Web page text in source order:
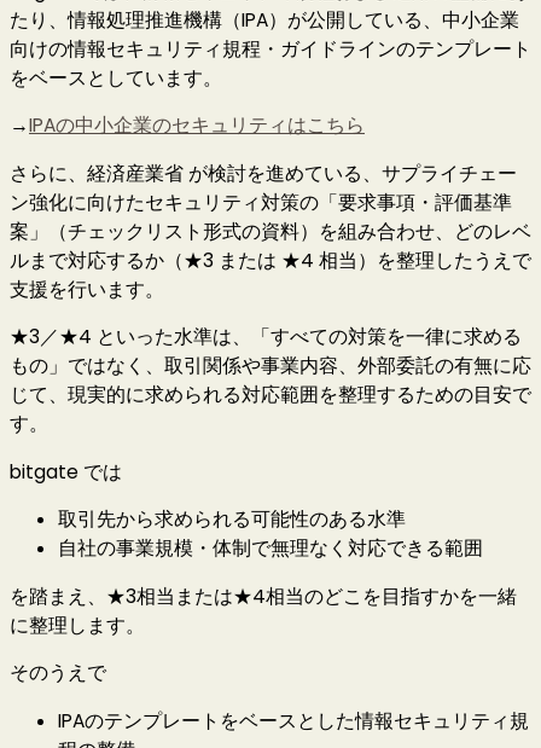
たり、情報処理推進機構（IPA）が公開している、中小企業
向けの情報セキュリティ規程・ガイドラインのテンプレート
をベースとしています。
→IPAの中小企業のセキュリティはこちら
さらに、経済産業省 が検討を進めている、サプライチェー
ン強化に向けたセキュリティ対策の「要求事項・評価基準
案」（チェックリスト形式の資料）を組み合わせ、どのレベ
ルまで対応するか（★3 または ★4 相当）を整理したうえで
支援を行います。
★3／★4 といった水準は、「すべての対策を一律に求める
もの」ではなく、取引関係や事業内容、外部委託の有無に応
じて、現実的に求められる対応範囲を整理するための目安で
す。
bitgate では
取引先から求められる可能性のある水準
自社の事業規模・体制で無理なく対応できる範囲
を踏まえ、★3相当または★4相当のどこを目指すかを一緒
に整理します。
そのうえで
IPAのテンプレートをベースとした情報セキュリティ規